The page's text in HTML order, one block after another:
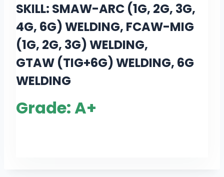
SKILL: SMAW-ARC (1G, 2G, 3G,
4G, 6G) WELDING, FCAW-MIG
(1G, 2G, 3G) WELDING,
GTAW (TIG+6G) WELDING, 6G
WELDING
Grade: A+